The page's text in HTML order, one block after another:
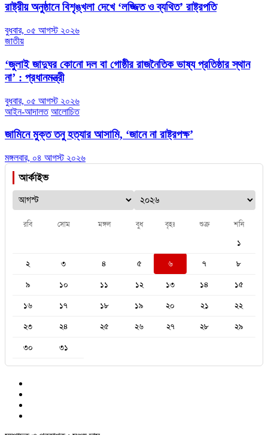
রাষ্ট্রীয় অনুষ্ঠানে বিশৃঙ্খলা দেখে ‘লজ্জিত ও ব্যথিত’ রাষ্ট্রপতি
বুধবার, ০৫ আগস্ট ২০২৬
জাতীয়
‘জুলাই জাদুঘর কোনো দল বা গোষ্ঠীর রাজনৈতিক ভাষ্য প্রতিষ্ঠার স্থান
না’ : প্রধানমন্ত্রী
বুধবার, ০৫ আগস্ট ২০২৬
আইন-আদালত আলোচিত
জামিনে মুক্ত তনু হত্যার আসামি, ‘জানে না রাষ্ট্রপক্ষ’
মঙ্গলবার, ০৪ আগস্ট ২০২৬
আর্কাইভ
রবি সোম মঙ্গল বুধ বৃহঃ শুক্র শনি
১
২
৩ ৪ ৫ ৬ ৭
৮
৯
১০ ১১ ১২ ১৩ ১৪
১৫
১৬
১৭ ১৮ ১৯ ২০ ২১
২২
২৩
২৪ ২৫ ২৬ ২৭ ২৮
২৯
৩০
৩১